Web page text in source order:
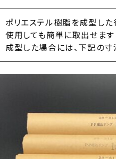
ポリエステル樹脂を成型し
使用しても簡単に取出せます
成型した場合には、下記の寸